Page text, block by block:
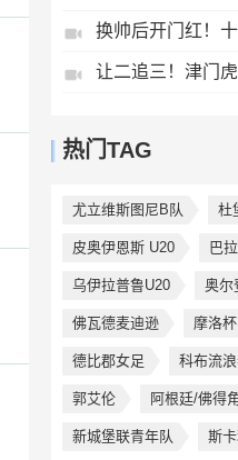
热门TAG
尤立维斯图尼B队 杜
皮奥伊恩斯 U20 巴
乌伊拉普鲁U20 奥尔
佛瓦德麦迪逊 摩洛杯
德比郡女足 科布流
郭艾伦 阿根廷/佛得
新城堡联青年队 斯